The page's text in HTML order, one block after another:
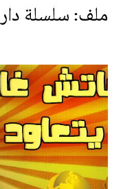
ملف: سلسلة دار